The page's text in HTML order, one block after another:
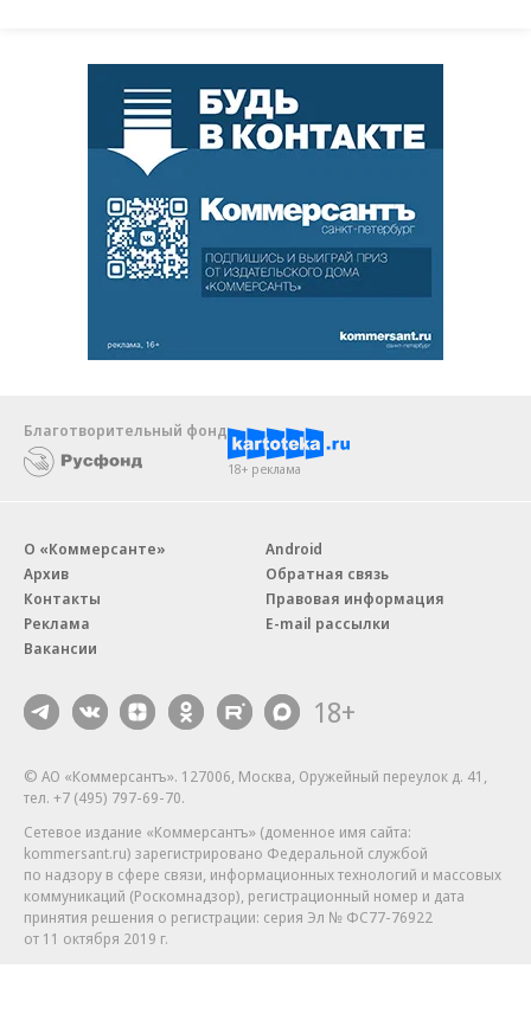
Благотворительный фонд
18+ реклама
О «Коммерсанте»
Архив
Контакты
Реклама
Вакансии
Android
Обратная связь
Правовая информация
E-mail рассылки
18+
© АО «Коммерсантъ». 127006, Москва, Оружейный переулок д. 41,
тел. +7 (495) 797-69-70.
Сетевое издание «Коммерсантъ» (доменное имя сайта:
kommersant.ru) зарегистрировано Федеральной службой
по надзору в сфере связи, информационных технологий и массовых
коммуникаций (Роскомнадзор), регистрационный номер и дата
принятия решения о регистрации: серия Эл № ФС77-76922
от 11 октября 2019 г.